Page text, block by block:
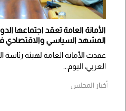
الأمانة العامة تعقد اجتماعها
المشهد السياسي والاقتصادي
عقدت الأمانة العامة لهيئة رئاسة
العربي، اليوم...
أخبار المجلس